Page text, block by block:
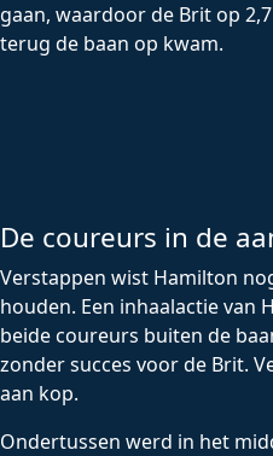
gaan, waardoor de Brit op
terug de baan op kwam.
De coureurs in de
Verstappen wist Hamilton
houden. Een inhaalactie van
beide coureurs buiten de
zonder succes voor de Brit.
aan kop.
Ondertussen werd in het